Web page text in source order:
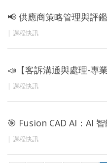
📢 供應商策略管理與評
課程快訊
📣【客訴溝通與處理-專
課程快訊
🎯 Fusion CAD AI：AI
課程快訊